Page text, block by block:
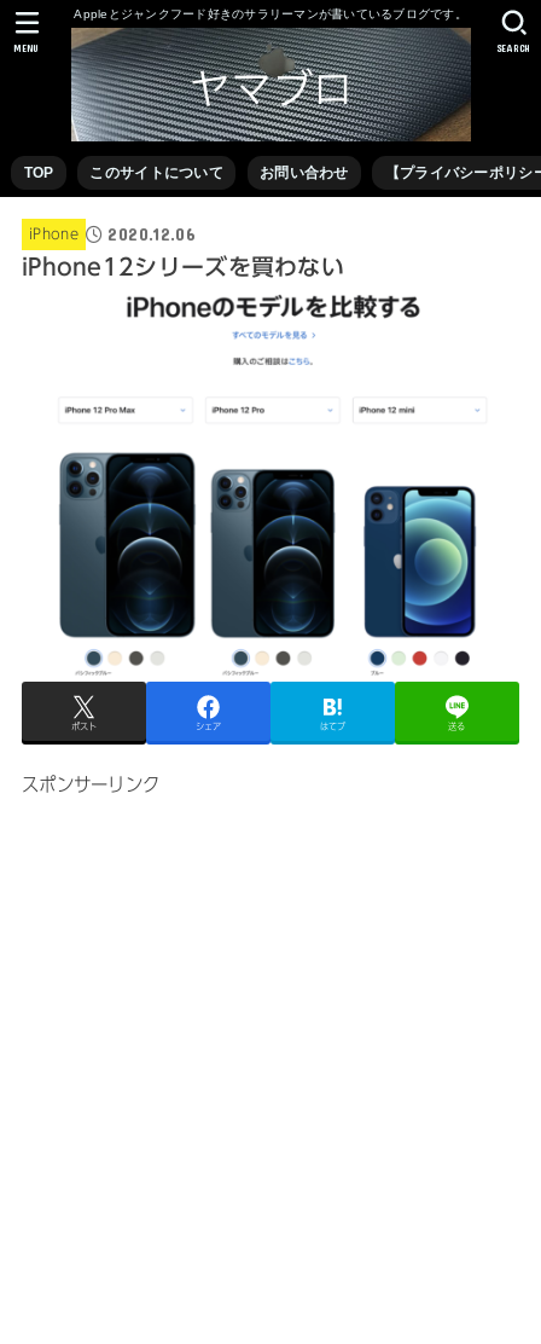
Appleとジャンクフード好きのサラリーマンが書いているブログです。
TOP このサイトについて お問い合わせ 【プライバシーポリシ
SEARCH
MENU
iPhone 2020.12.06
iPhone12シリーズを買わない
ポスト シェア はてブ 送る
スポンサーリンク